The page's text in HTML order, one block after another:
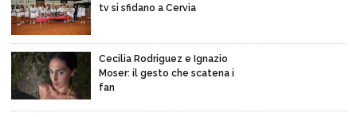
tv si sfidano a Cervia
Cecilia Rodriguez e Ignazio
Moser: il gesto che scatena i
fan